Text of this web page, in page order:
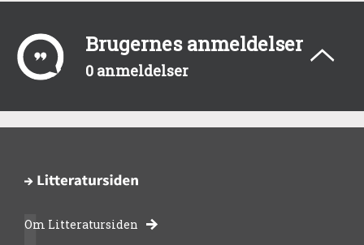
Brugernes anmeldelser
0 anmeldelser
Om Litteratursiden